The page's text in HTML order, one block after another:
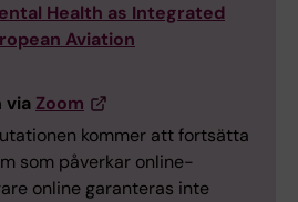
Health as Integrated
Aviation
via Zoom
kommer att fortsätta
som påverkar online-
online garanteras inte